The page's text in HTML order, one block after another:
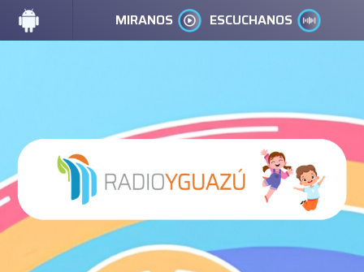
MIRANOS ESCUCHANOS